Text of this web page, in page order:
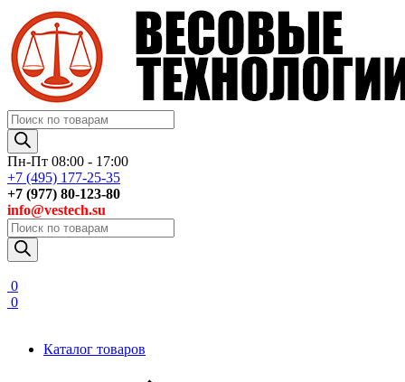
Поиск
товаров
Пн-Пт 08:00 - 17:00
+7 (495) 177-25-35
+7 (977) 80-123-80
info@vestech.su
Поиск
товаров
0
0
Каталог товаров